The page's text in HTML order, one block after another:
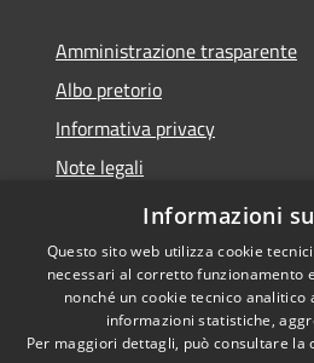
Amministrazione trasparente
Albo pretorio
Informativa privacy
Note legali
Dichiarazione di accessibilità
Accessibilità
Informazioni
Questo sito web utilizza cookie
necessari al corretto funzionamento
nonché un cookie tecnico
informazioni statistiche,
Per maggiori dettagli, può consultare la